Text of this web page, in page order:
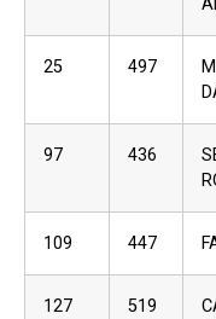
25 497
97 436
109 447
127 519